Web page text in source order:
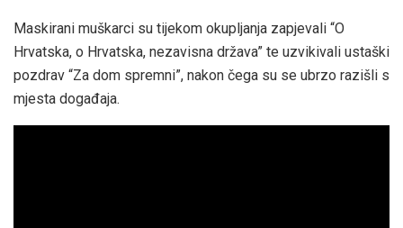
Maskirani muškarci su tijekom okupljanja zapjevali “O
Hrvatska, o Hrvatska, nezavisna država” te uzvikivali ustaški
pozdrav “Za dom spremni”, nakon čega su se ubrzo razišli s
mjesta događaja.